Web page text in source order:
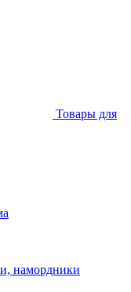
Товары для
намордники